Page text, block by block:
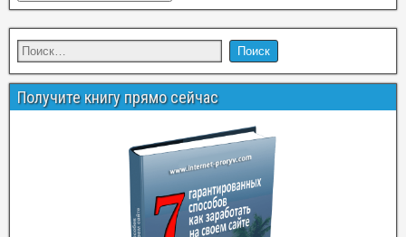
Получите книгу прямо сейчас